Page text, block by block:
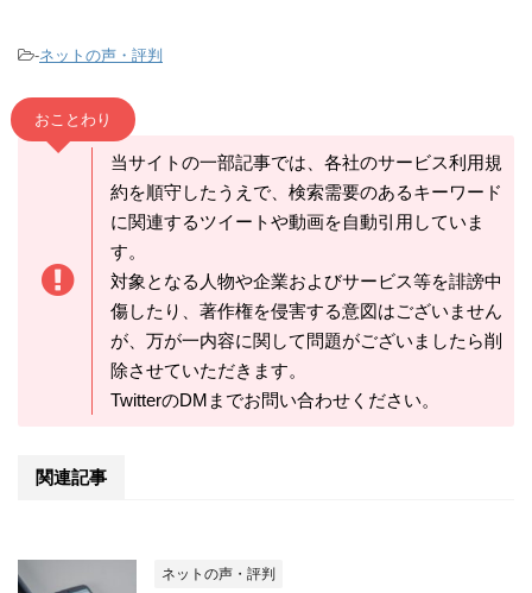
-ネットの声・評判
おことわり
当サイトの一部記事では、各社のサービス利用規
約を順守したうえで、検索需要のあるキーワード
に関連するツイートや動画を自動引用していま
す。
対象となる人物や企業およびサービス等を誹謗中
傷したり、著作権を侵害する意図はございません
が、万が一内容に関して問題がございましたら削
除させていただきます。
TwitterのDMまでお問い合わせください。
関連記事
ネットの声・評判